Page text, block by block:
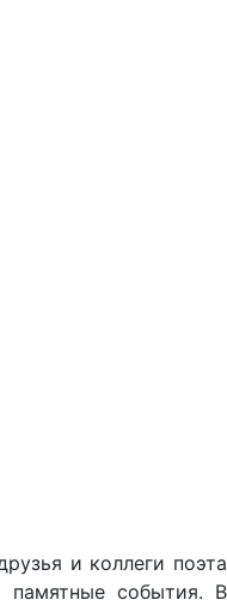
и коллеги поэта
памятные события. В